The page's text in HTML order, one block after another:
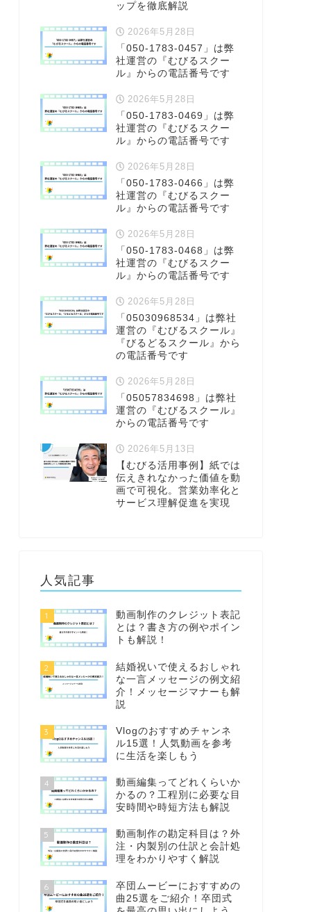
Bon Mariage
6,900円〜
オリジナルムービー
制作：39,800円(税
込)
約7,000円〜55,000円
約2〜3週間 約3日〜6週間
よる)
1営業日制作：3,400円〜 最短3週間 (＋5,000円) クリエイターによる
約70種類
ップを徹底解説
2026年5月28日
「050-1783-0457」は弊
社運営の『むびるスクー
ル』からの電話番号です
2026年5月28日
「050-1783-0469」は弊
社運営の『むびるスクー
ル』からの電話番号です
2026年5月28日
「050-1783-0466」は弊
社運営の『むびるスクー
ル』からの電話番号です
2026年5月28日
「050-1783-0468」は弊
社運営の『むびるスクー
ル』からの電話番号です
2026年5月28日
「05030968534」は弊社
運営の『むびるスクール』
『びるどるスクール』から
の電話番号です
2026年5月28日
「05057834698」は弊社
運営の『むびるスクール』
からの電話番号です
2026年5月13日
【むびる活用事例】紙では
伝えきれなかった価値を動
画で可視化。営業効率化と
サービス理解促進を実現
人気記事
1
動画制作のクレジット表記
とは？書き方の例やポイン
トも解説！
2
結婚祝いで使えるおしゃれ
な一言メッセージの例文紹
介！メッセージマナーも解
説
3
Vlogのおすすめチャンネ
ル15選！人気動画を参考
に生活を楽しもう
4
動画編集ってどれくらいか
かるの？工程別に必要な目
安時間や時短方法も解説
5
動画制作の勘定科目は？外
注・内製別の仕訳と会計処
理をわかりやすく解説
6
卒団ムービーにおすすめの
曲25選をご紹介！卒団式